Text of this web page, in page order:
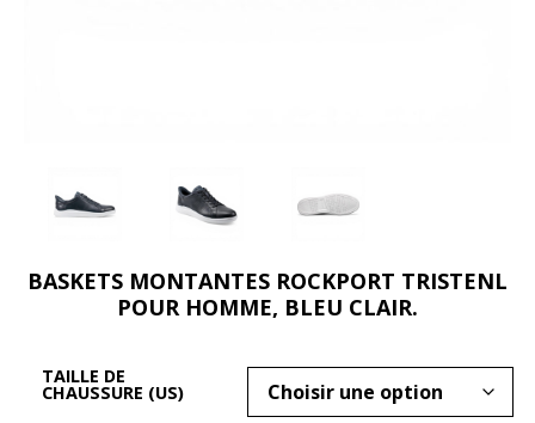
BASKETS MONTANTES ROCKPORT TRISTENL
POUR HOMME, BLEU CLAIR.
TAILLE DE
CHAUSSURE (US)